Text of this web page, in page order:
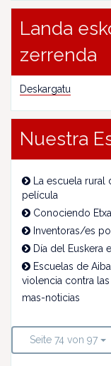
Landa
zerrenda
Deskargatu
Nuestra
La escuela
película
Conociendo
Inventoras/es
Día del Euskera
Escuelas de
violencia contra
mas-noticias
Seite 74 von 97